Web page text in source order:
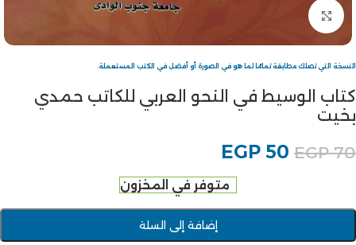
Click to enlarge
النسخة التي تصلك مطابقة تمامًا لما هو في الصورة أو أفضل في الكتب المستعملة.
كتاب الوسيط في النحو العربي للكاتب حمدي
بخيت
EGP70
EGP 50
متوفر في المخزون
إضافة إلى السلة